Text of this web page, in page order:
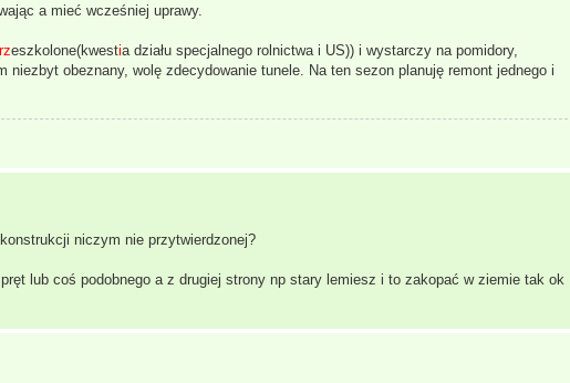
a mieć wcześniej uprawy.
rzeszkolone(kwestia działu specjalnego rolnictwa i US)) i wystarczy na pomidory,
obeznany, wolę zdecydowanie tunele. Na ten sezon planuję remont jednego i
niczym nie przytwierdzonej?
lub coś podobnego a z drugiej strony np stary lemiesz i to zakopać w ziemie tak ok